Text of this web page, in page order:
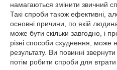
намагаються змінити звичний
Такі спроби також ефективні,
основні причини, по якій
може бути скільки завгодно, і
різні способи схуднення, може
результату. Ви повинні
потім робити спроби для втрати